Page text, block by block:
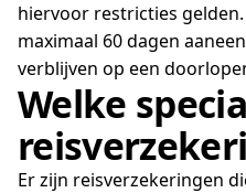
hiervoor restricties
maximaal 60 dagen
verblijven op een
Welke
Er zijn reisverzekeringen